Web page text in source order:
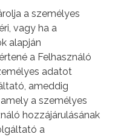
a személyes
vagy ha a
alapján
a Felhasználó
adatot
ameddig
a személyes
hozzájárulásának
a